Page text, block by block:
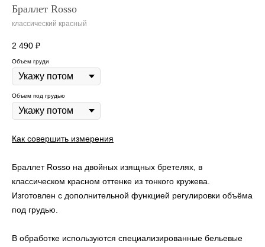
Браллет Rosso
классический красный
2 490 ₽
Объем груди
Объем под грудью
Как совершить измерения
Браллет Rosso на двойных изящных бретелях, в
классическом красном оттенке из тонкого кружева.
Изготовлен с дополнительной функцией регулировки объёма
под грудью.
В обработке используются специализированные бельевые